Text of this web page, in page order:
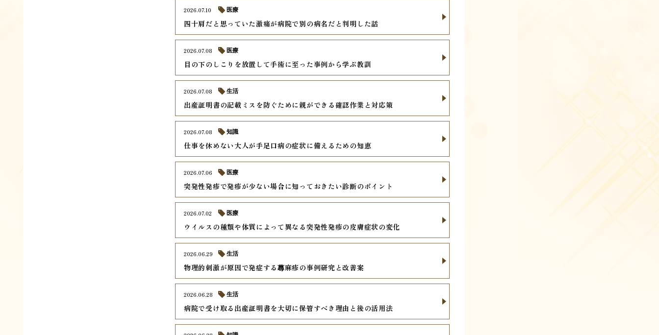
四十肩だと思っていた激痛が病院で別の病名だと判明した話
2026.07.10 医療
目の下のしこりを放置して手術に至った事例から学ぶ教訓
2026.07.08 医療
出産証明書の記載ミスを防ぐために親ができる確認作業と対応策
2026.07.08 生活
仕事を休めない大人が手足口病の症状に備えるための知恵
2026.07.08 知識
突発性発疹で発疹が少ない場合に知っておきたい診断のポイント
2026.07.06 医療
ウイルスの種類や体質によって異なる突発性発疹の皮膚症状の変化
2026.07.02 医療
物理的刺激が原因で発症する蕁麻疹の事例研究と改善案
2026.06.29 生活
病院で受け取る出産証明書を大切に保管すべき理由と後の活用法
2026.06.28 生活